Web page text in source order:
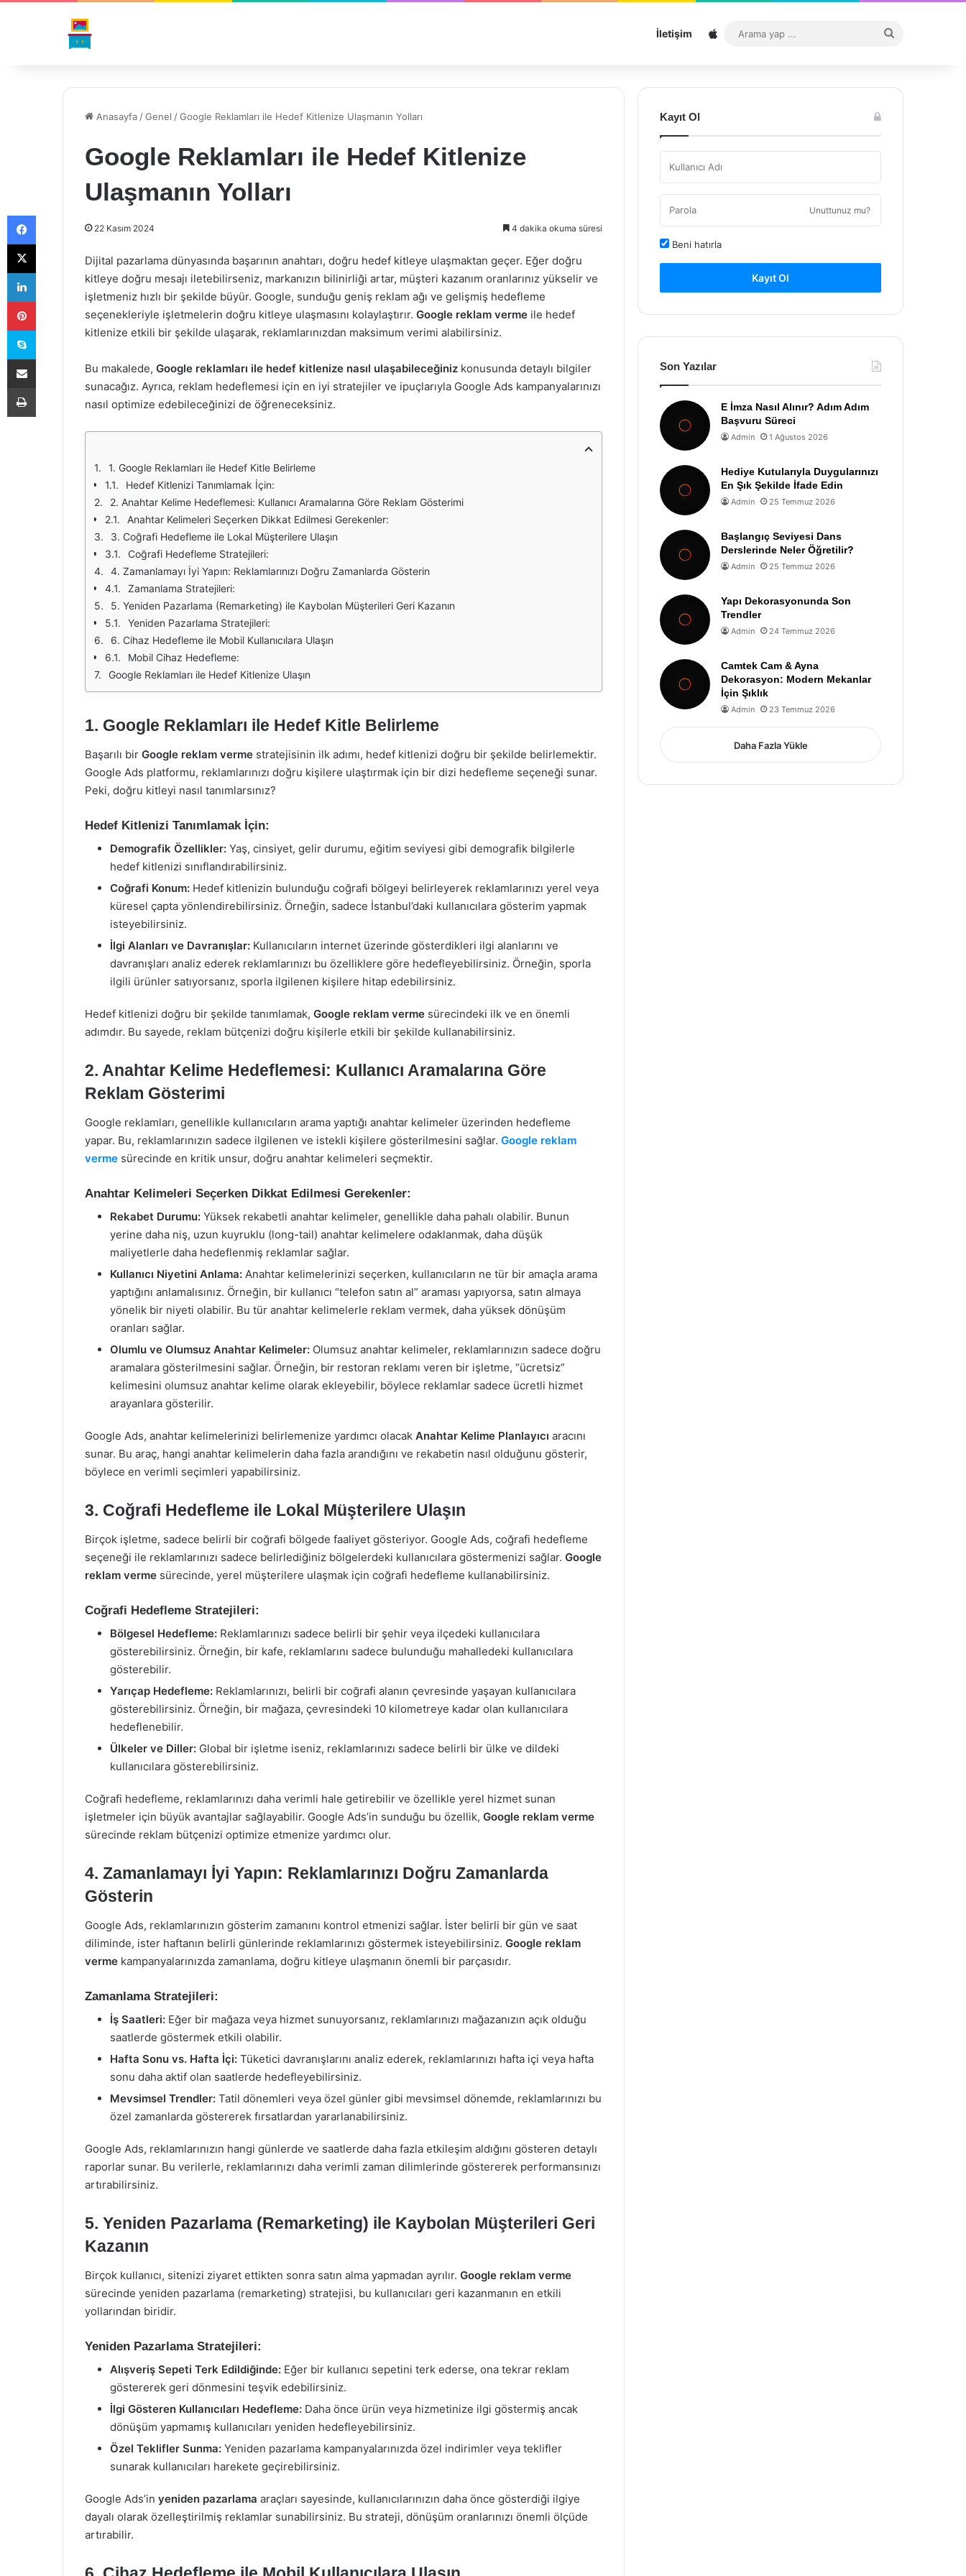
İletişim Sitemap
...
Anasayfa /Genel /Google Reklamları ile Hedef Kitlenize Ulaşmanın Yolları
Google Reklamları ile Hedef Kitlenize
Ulaşmanın Yolları
22 Kasım 2024 4 dakika okuma süresi
Dijital pazarlama dünyasında başarının anahtarı, doğru hedef kitleye ulaşmaktan geçer. Eğer doğru
kitleye doğru mesajı iletebilirseniz, markanızın bilinirliği artar, müşteri kazanım oranlarınız yükselir ve
işletmeniz hızlı bir şekilde büyür. Google, sunduğu geniş reklam ağı ve gelişmiş hedefleme
seçenekleriyle işletmelerin doğru kitleye ulaşmasını kolaylaştırır. Google reklam verme ile hedef
kitlenize etkili bir şekilde ulaşarak, reklamlarınızdan maksimum verimi alabilirsiniz.
Bu makalede, Google reklamları ile hedef kitlenize nasıl ulaşabileceğiniz konusunda detaylı bilgiler
sunacağız. Ayrıca, reklam hedeflemesi için en iyi stratejiler ve ipuçlarıyla Google Ads kampanyalarınızı
nasıl optimize edebileceğinizi de öğreneceksiniz.
1. Google Reklamları ile Hedef Kitle Belirleme
Hedef Kitlenizi Tanımlamak İçin:
2. Anahtar Kelime Hedeflemesi: Kullanıcı Aramalarına Göre Reklam Gösterimi
Anahtar Kelimeleri Seçerken Dikkat Edilmesi Gerekenler:
3. Coğrafi Hedefleme ile Lokal Müşterilere Ulaşın
Coğrafi Hedefleme Stratejileri:
4. Zamanlamayı İyi Yapın: Reklamlarınızı Doğru Zamanlarda Gösterin
Zamanlama Stratejileri:
5. Yeniden Pazarlama (Remarketing) ile Kaybolan Müşterileri Geri Kazanın
Yeniden Pazarlama Stratejileri:
6. Cihaz Hedefleme ile Mobil Kullanıcılara Ulaşın
Mobil Cihaz Hedefleme:
Google Reklamları ile Hedef Kitlenize Ulaşın
1. Google Reklamları ile Hedef Kitle Belirleme
Başarılı bir Google reklam verme stratejisinin ilk adımı, hedef kitlenizi doğru bir şekilde belirlemektir.
Google Ads platformu, reklamlarınızı doğru kişilere ulaştırmak için bir dizi hedefleme seçeneği sunar.
Peki, doğru kitleyi nasıl tanımlarsınız?
Hedef Kitlenizi Tanımlamak İçin:
Demografik Özellikler: Yaş, cinsiyet, gelir durumu, eğitim seviyesi gibi demografik bilgilerle
hedef kitlenizi sınıflandırabilirsiniz.
Coğrafi Konum: Hedef kitlenizin bulunduğu coğrafi bölgeyi belirleyerek reklamlarınızı yerel veya
küresel çapta yönlendirebilirsiniz. Örneğin, sadece İstanbul’daki kullanıcılara gösterim yapmak
isteyebilirsiniz.
İlgi Alanları ve Davranışlar: Kullanıcıların internet üzerinde gösterdikleri ilgi alanlarını ve
davranışları analiz ederek reklamlarınızı bu özelliklere göre hedefleyebilirsiniz. Örneğin, sporla
ilgili ürünler satıyorsanız, sporla ilgilenen kişilere hitap edebilirsiniz.
Hedef kitlenizi doğru bir şekilde tanımlamak, Google reklam verme sürecindeki ilk ve en önemli
adımdır. Bu sayede, reklam bütçenizi doğru kişilerle etkili bir şekilde kullanabilirsiniz.
2. Anahtar Kelime Hedeflemesi: Kullanıcı Aramalarına Göre
Reklam Gösterimi
Google reklamları, genellikle kullanıcıların arama yaptığı anahtar kelimeler üzerinden hedefleme
yapar. Bu, reklamlarınızın sadece ilgilenen ve istekli kişilere gösterilmesini sağlar. Google reklam
verme sürecinde en kritik unsur, doğru anahtar kelimeleri seçmektir.
Anahtar Kelimeleri Seçerken Dikkat Edilmesi Gerekenler:
Rekabet Durumu: Yüksek rekabetli anahtar kelimeler, genellikle daha pahalı olabilir. Bunun
yerine daha niş, uzun kuyruklu (long-tail) anahtar kelimelere odaklanmak, daha düşük
maliyetlerle daha hedeflenmiş reklamlar sağlar.
Kullanıcı Niyetini Anlama: Anahtar kelimelerinizi seçerken, kullanıcıların ne tür bir amaçla arama
yaptığını anlamalısınız. Örneğin, bir kullanıcı “telefon satın al” araması yapıyorsa, satın almaya
yönelik bir niyeti olabilir. Bu tür anahtar kelimelerle reklam vermek, daha yüksek dönüşüm
oranları sağlar.
Olumlu ve Olumsuz Anahtar Kelimeler: Olumsuz anahtar kelimeler, reklamlarınızın sadece doğru
aramalara gösterilmesini sağlar. Örneğin, bir restoran reklamı veren bir işletme, “ücretsiz”
kelimesini olumsuz anahtar kelime olarak ekleyebilir, böylece reklamlar sadece ücretli hizmet
arayanlara gösterilir.
Google Ads, anahtar kelimelerinizi belirlemenize yardımcı olacak Anahtar Kelime Planlayıcı aracını
sunar. Bu araç, hangi anahtar kelimelerin daha fazla arandığını ve rekabetin nasıl olduğunu gösterir,
böylece en verimli seçimleri yapabilirsiniz.
3. Coğrafi Hedefleme ile Lokal Müşterilere Ulaşın
Birçok işletme, sadece belirli bir coğrafi bölgede faaliyet gösteriyor. Google Ads, coğrafi hedefleme
seçeneği ile reklamlarınızı sadece belirlediğiniz bölgelerdeki kullanıcılara göstermenizi sağlar. Google
reklam verme sürecinde, yerel müşterilere ulaşmak için coğrafi hedefleme kullanabilirsiniz.
Coğrafi Hedefleme Stratejileri:
Bölgesel Hedefleme: Reklamlarınızı sadece belirli bir şehir veya ilçedeki kullanıcılara
gösterebilirsiniz. Örneğin, bir kafe, reklamlarını sadece bulunduğu mahalledeki kullanıcılara
gösterebilir.
Yarıçap Hedefleme: Reklamlarınızı, belirli bir coğrafi alanın çevresinde yaşayan kullanıcılara
gösterebilirsiniz. Örneğin, bir mağaza, çevresindeki 10 kilometreye kadar olan kullanıcılara
hedeflenebilir.
Ülkeler ve Diller: Global bir işletme iseniz, reklamlarınızı sadece belirli bir ülke ve dildeki
kullanıcılara gösterebilirsiniz.
Coğrafi hedefleme, reklamlarınızı daha verimli hale getirebilir ve özellikle yerel hizmet sunan
işletmeler için büyük avantajlar sağlayabilir. Google Ads’in sunduğu bu özellik, Google reklam verme
sürecinde reklam bütçenizi optimize etmenize yardımcı olur.
4. Zamanlamayı İyi Yapın: Reklamlarınızı Doğru Zamanlarda
Gösterin
Google Ads, reklamlarınızın gösterim zamanını kontrol etmenizi sağlar. İster belirli bir gün ve saat
diliminde, ister haftanın belirli günlerinde reklamlarınızı göstermek isteyebilirsiniz. Google reklam
verme kampanyalarınızda zamanlama, doğru kitleye ulaşmanın önemli bir parçasıdır.
Zamanlama Stratejileri:
İş Saatleri: Eğer bir mağaza veya hizmet sunuyorsanız, reklamlarınızı mağazanızın açık olduğu
saatlerde göstermek etkili olabilir.
Hafta Sonu vs. Hafta İçi: Tüketici davranışlarını analiz ederek, reklamlarınızı hafta içi veya hafta
sonu daha aktif olan saatlerde hedefleyebilirsiniz.
Mevsimsel Trendler: Tatil dönemleri veya özel günler gibi mevsimsel dönemde, reklamlarınızı bu
özel zamanlarda göstererek fırsatlardan yararlanabilirsiniz.
Google Ads, reklamlarınızın hangi günlerde ve saatlerde daha fazla etkileşim aldığını gösteren detaylı
raporlar sunar. Bu verilerle, reklamlarınızı daha verimli zaman dilimlerinde göstererek performansınızı
artırabilirsiniz.
5. Yeniden Pazarlama (Remarketing) ile Kaybolan Müşterileri Geri
Kazanın
Birçok kullanıcı, sitenizi ziyaret ettikten sonra satın alma yapmadan ayrılır. Google reklam verme
sürecinde yeniden pazarlama (remarketing) stratejisi, bu kullanıcıları geri kazanmanın en etkili
yollarından biridir.
Yeniden Pazarlama Stratejileri:
Alışveriş Sepeti Terk Edildiğinde: Eğer bir kullanıcı sepetini terk ederse, ona tekrar reklam
göstererek geri dönmesini teşvik edebilirsiniz.
İlgi Gösteren Kullanıcıları Hedefleme: Daha önce ürün veya hizmetinize ilgi göstermiş ancak
dönüşüm yapmamış kullanıcıları yeniden hedefleyebilirsiniz.
Özel Teklifler Sunma: Yeniden pazarlama kampanyalarınızda özel indirimler veya teklifler
sunarak kullanıcıları harekete geçirebilirsiniz.
Google Ads’in yeniden pazarlama araçları sayesinde, kullanıcılarınızın daha önce gösterdiği ilgiye
dayalı olarak özelleştirilmiş reklamlar sunabilirsiniz. Bu strateji, dönüşüm oranlarınızı önemli ölçüde
artırabilir.
Kayıt Ol
Unuttunuz mu?
Beni hatırla
Kayıt Ol
Son Yazılar
E İmza Nasıl Alınır? Adım Adım
Başvuru Süreci
Admin 1 Ağustos 2026
Hediye Kutularıyla Duygularınızı
En Şık Şekilde İfade Edin
Admin 25 Temmuz 2026
Başlangıç Seviyesi Dans
Derslerinde Neler Öğretilir?
Admin 25 Temmuz 2026
Yapı Dekorasyonunda Son
Trendler
Admin 24 Temmuz 2026
Camtek Cam & Ayna
Dekorasyon: Modern Mekanlar
İçin Şıklık
Admin 23 Temmuz 2026
Daha Fazla Yükle
Facebook
X
LinkedIn
Pinterest
Skype
E-Posta ile paylaş